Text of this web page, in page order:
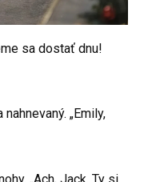
sa dostať dnu!
„Emily,
„Ach, Jack. Ty si